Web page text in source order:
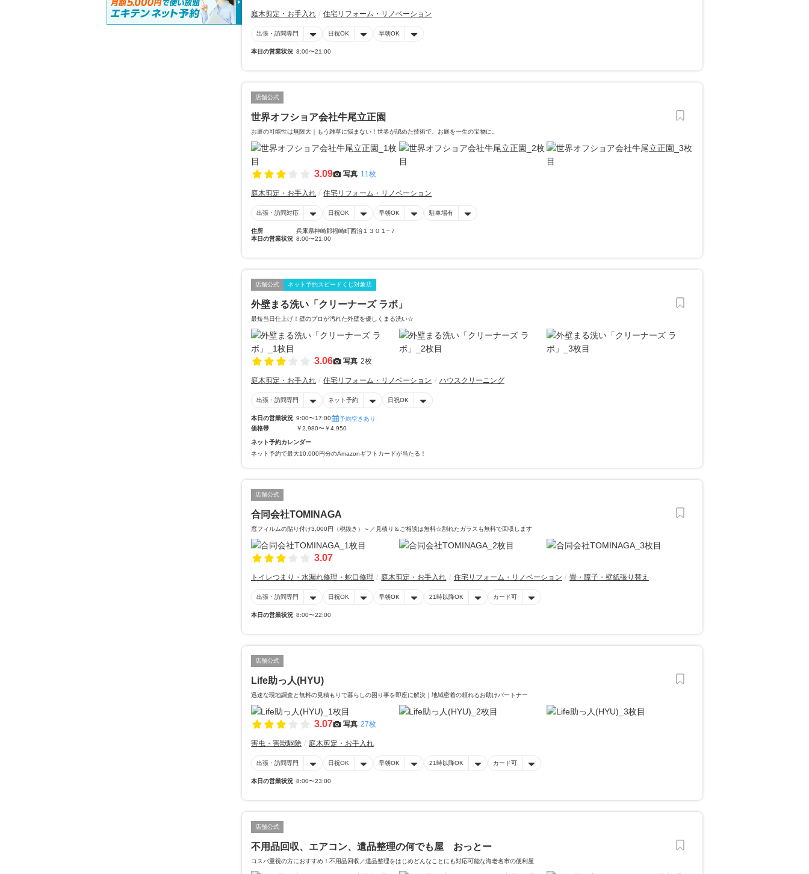
庭木剪定・お手入れ 住宅リフォーム・リノベーション
出張・訪問専門 日祝OK 早朝OK
本日の営業状況 8:00〜21:00
店舗公式
世界オフショア会社牛尾立正園
お庭の可能性は無限大｜もう雑草に悩まない！世界が認めた技術で、お庭を一生の宝物に。
3.09 写真 11枚
庭木剪定・お手入れ 住宅リフォーム・リノベーション
出張・訪問対応 日祝OK 早朝OK 駐車場有
住所
兵庫県神崎郡福崎町西治１３０１−７
本日の営業状況 8:00〜21:00
店舗公式 ネット予約スピードくじ対象店
外壁まる洗い「クリーナーズ ラボ」
最短当日仕上げ！壁のプロが汚れた外壁を優しくまる洗い☆
3.06 写真 2枚
庭木剪定・お手入れ 住宅リフォーム・リノベーション ハウスクリーニング
出張・訪問専門 ネット予約 日祝OK
本日の営業状況 9:00〜17:00
予約空きあり
価格帯
￥2,980〜￥4,950
ネット予約カレンダー
ネット予約で最大10,000円分のAmazonギフトカードが当たる！
店舗公式
合同会社TOMINAGA
窓フィルムの貼り付け3,000円（税抜き）～／見積り＆ご相談は無料️☆割れたガラスも無料で回収します
3.07
トイレつまり・水漏れ修理・蛇口修理 庭木剪定・お手入れ 住宅リフォーム・リノベーション 畳・障子・壁紙張り替え
出張・訪問専門 日祝OK 早朝OK 21時以降OK カード可
本日の営業状況 8:00〜22:00
店舗公式
Life助っ人(HYU)
迅速な現地調査と無料の見積もりで暮らしの困り事を即座に解決｜地域密着の頼れるお助けパートナー
3.07 写真 27枚
害虫・害獣駆除 庭木剪定・お手入れ
出張・訪問専門 日祝OK 早朝OK 21時以降OK カード可
本日の営業状況 8:00〜23:00
店舗公式
不用品回収、エアコン、遺品整理の何でも屋 おっとー
コスパ重視の方におすすめ！不用品回収／遺品整理をはじめどんなことにも対応可能な海老名市の便利屋